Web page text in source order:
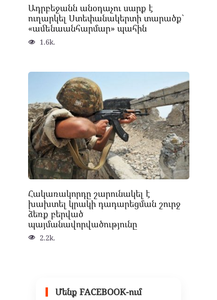
Ադրբեջանն անօդաչու սարք է
ուղարկել Ստեփանակերտի տարածք`
«ամենաանհարմար» պահին
1.6k.
Հակառակորդը շարունակել է
խախտել կրակի դադարեցման շուրջ
ձեռք բերված
պայմանավորվածությունը
2.2k.
Մենք FACEBOOK-ում